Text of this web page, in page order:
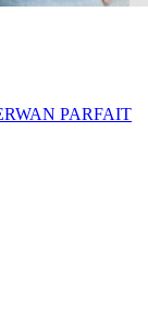
PARFAIT